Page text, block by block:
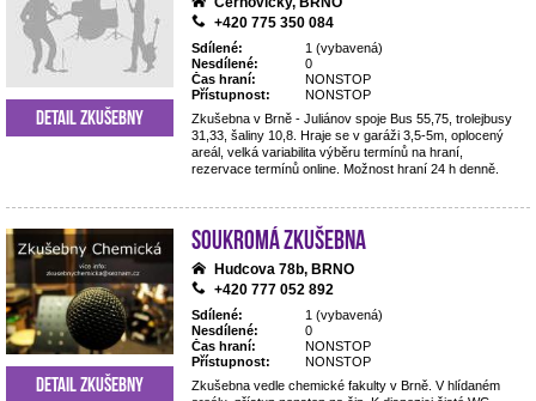
+420 775 350 084
Sdílené:
1 (vybavená)
Nesdílené:
0
Čas hraní:
NONSTOP
Přístupnost:
NONSTOP
Zkušebna v Brně - Juliánov spoje Bus 55,75, trolejbusy
31,33, šaliny 10,8. Hraje se v garáži 3,5-5m, oplocený
areál, velká variabilita výběru termínů na hraní,
rezervace termínů online. Možnost hraní 24 h denně.
Detail zkušebny
Soukromá zkušebna
Hudcova 78b, BRNO
+420 777 052 892
Sdílené:
1 (vybavená)
Nesdílené:
0
Čas hraní:
NONSTOP
Přístupnost:
NONSTOP
Zkušebna vedle chemické fakulty v Brně. V hlídaném
Detail zkušebny